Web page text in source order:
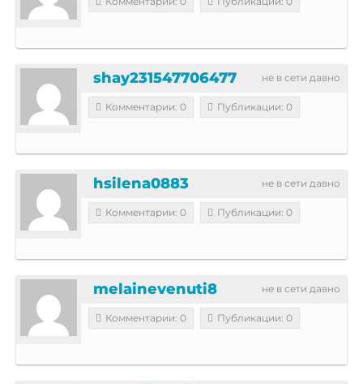
не в сети давно
shay231547706477
Комментарии: 0 Публикации: 0
не в сети давно
hsilena0883
Комментарии: 0 Публикации: 0
не в сети давно
melainevenuti8
Комментарии: 0 Публикации: 0